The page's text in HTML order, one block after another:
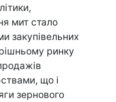
мит стало
закупівельних
ринку
що і
зернового